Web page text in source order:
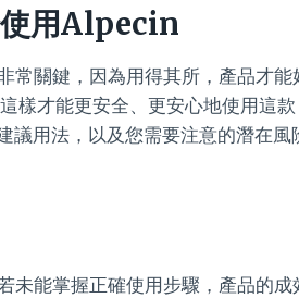
使用Alpecin
關鍵，因為用得其所，產品才能
樣才能更安全、更安心地使用這款
用法，以及您需要注意的潛在風
能掌握正確使用步驟，產品的成